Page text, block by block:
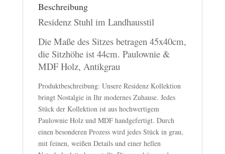
Beschreibung
Residenz Stuhl im Landhausstil
Die Maße des Sitzes betragen 45x40cm,
die Sitzhöhe ist 44cm. Paulownie &
MDF Holz, Antikgrau
Produktbeschreibung: Unsere Residenz Kollektion
bringt Nostalgie in Ihr modernes Zuhause. Jedes
Stück der Kollektion ist aus hochwertigem
Paulownie Holz und MDF handgefertigt. Durch
einen besonderen Prozess wird jedes Stück in grau,
mit feinen, weißen Details und einer hellen